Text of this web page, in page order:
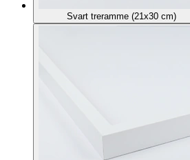
Svart treramme (21x30 cm)